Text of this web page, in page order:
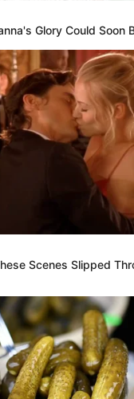
Glory Could Soon
Scenes Slipped